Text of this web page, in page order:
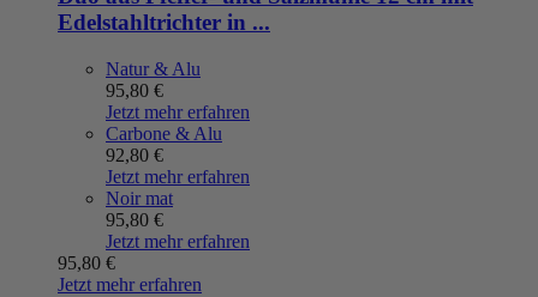
Edelstahltrichter in ...
Natur & Alu
95,80 €
Jetzt mehr erfahren
Carbone & Alu
92,80 €
Jetzt mehr erfahren
Noir mat
95,80 €
Jetzt mehr erfahren
95,80 €
Jetzt mehr erfahren